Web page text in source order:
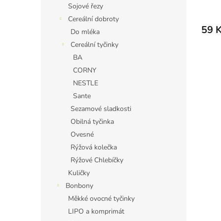
Sojové řezy
Cereální dobroty
Do mléka
Cereální tyčinky
BA
CORNY
NESTLE
Sante
Sezamové sladkosti
Obilná tyčinka
Ovesné
Rýžová kolečka
Rýžové Chlebíčky
Kuličky
Bonbony
Měkké ovocné tyčinky
LIPO a komprimát
59